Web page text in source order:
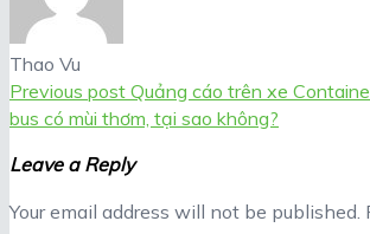
Thao Vu
Previous post Quảng cáo trên xe
bus có mùi thơm, tại sao không?
Leave a Reply
Your email address will not be published.